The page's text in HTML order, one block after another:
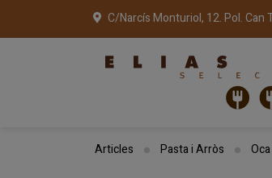
C/Narcís Monturiol, 12. Pol. Can
Articles Pasta i Arròs